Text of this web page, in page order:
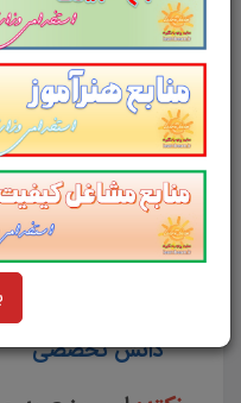
ویژگی ها
محورهای اعلامی
مثال های
نمونه پرسش های
مصاحبه
مطابق با محور
شایستگی محور
مثال های عینی
جزوه های
دانش تخصصی